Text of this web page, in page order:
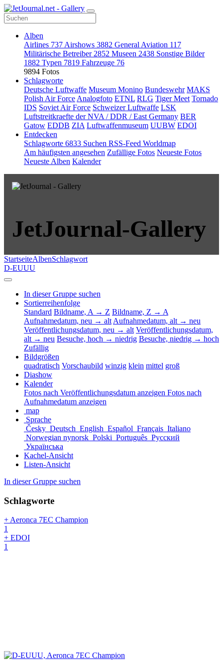
Alben
Airlines 737 Airshows 3882 General Aviation 117
Militärische Betreiber 2852 Museen 2438 Sonstige Bilder
1882 Typen 7819 Fahrzeuge 76
9894 Fotos
Schlagworte
Deutsche Luftwaffe Museum Monino Bundeswehr MAKS
Polish Air Force Analogfoto ETNL RLG Tiger Meet Tornado
IDS Soviet Air Force Schweizer Luftwaffe LSK
Luftstreitkraefte der NVA / DDR / East Germany BER
Gatow EDDB ZIA Luftwaffenmuseum UUBW EDOI
Entdecken
Schlagworte 6833 Suchen RSS-Feed Worldmap
Am häufigsten angesehen Zufällige Fotos Neueste Fotos
Neueste Alben Kalender
JetJournal-Gallery
StartseiteAlbenSchlagwort
D-EUUU
In dieser Gruppe suchen
Sortierreihenfolge
Standard Bildname, A → Z Bildname, Z → A
Aufnahmedatum, neu → alt Aufnahmedatum, alt → neu
Veröffentlichungsdatum, neu → alt Veröffentlichungsdatum,
alt → neu Besuche, hoch → niedrig Besuche, niedrig → hoch
Zufällig
Bildgrößen
quadratisch Vorschaubild winzig klein mittel groß
Diashow
Kalender
Fotos nach Veröffentlichungsdatum anzeigen Fotos nach
Aufnahmedatum anzeigen
map
Sprache
Česky Deutsch English Español Français Italiano
Norwegian nynorsk Polski Português Русский
Українська
Kachel-Ansicht
Listen-Ansicht
In dieser Gruppe suchen
Schlagworte
+ Aeronca 7EC Champion
1
+ EDOI
1